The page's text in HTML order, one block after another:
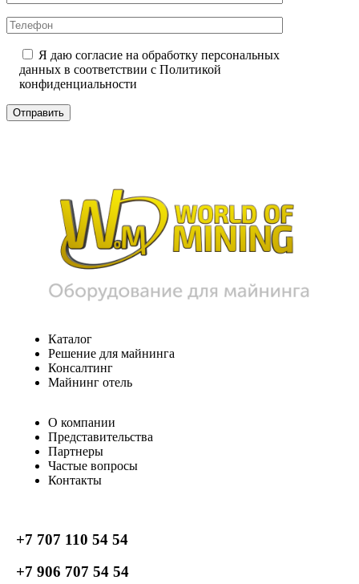
Я даю согласие на обработку персональных
данных в соответствии с Политикой
конфиденциальности
Каталог
Решение для майнинга
Консалтинг
Майнинг отель
О компании
Представительства
Партнеры
Частые вопросы
Контакты
+7 707 110 54 54
+7 906 707 54 54